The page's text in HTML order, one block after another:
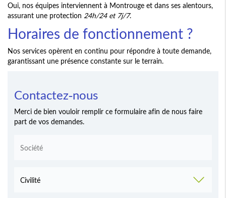
Oui, nos équipes interviennent à Montrouge et dans ses alentours,
assurant une protection 24h/24 et 7j/7.
Horaires de fonctionnement ?
Nos services opèrent en continu pour répondre à toute demande,
garantissant une présence constante sur le terrain.
Contactez-nous
Merci de bien vouloir remplir ce formulaire afin de nous faire
part de vos demandes.